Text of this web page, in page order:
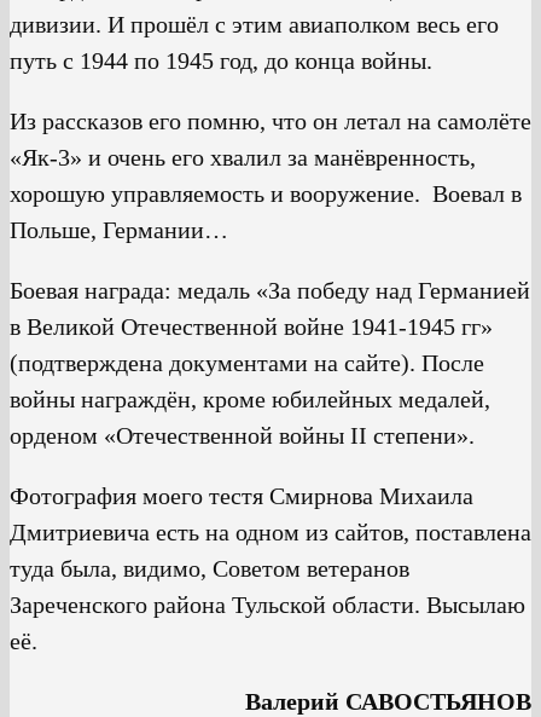
дивизии. И прошёл с этим авиаполком весь его
путь с 1944 по 1945 год, до конца войны.
Из рассказов его помню, что он летал на самолёте
«Як-3» и очень его хвалил за манёвренность,
хорошую управляемость и вооружение. Воевал в
Польше, Германии…
Боевая награда: медаль «За победу над Германией
в Великой Отечественной войне 1941-1945 гг»
(подтверждена документами на сайте). После
войны награждён, кроме юбилейных медалей,
орденом «Отечественной войны II степени».
Фотография моего тестя Смирнова Михаила
Дмитриевича есть на одном из сайтов, поставлена
туда была, видимо, Советом ветеранов
Зареченского района Тульской области. Высылаю
её.
Валерий САВОСТЬЯНОВ